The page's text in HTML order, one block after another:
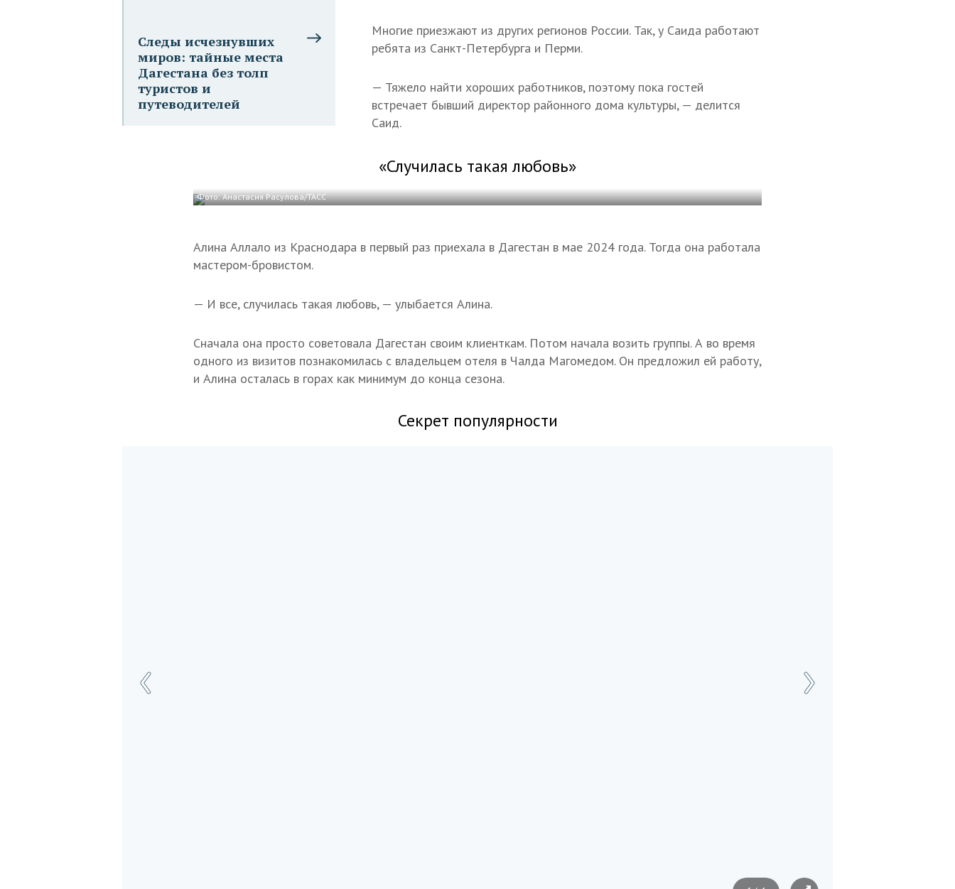
Следы исчезнувших
миров: тайные места
Дагестана без толп
туристов и
путеводителей
Многие приезжают из других регионов России. Так, у Саида работают
ребята из Санкт-Петербурга и Перми.
— Тяжело найти хороших работников, поэтому пока гостей
встречает бывший директор районного дома культуры, — делится
Саид.
«Случилась такая любовь»
Фото: Анастасия Расулова/ТАСС
Алина Аллало из Краснодара в первый раз приехала в Дагестан в мае 2024 года. Тогда она работала
мастером-бровистом.
— И все, случилась такая любовь, — улыбается Алина.
Сначала она просто советовала Дагестан своим клиенткам. Потом начала возить группы. А во время
одного из визитов познакомилась с владельцем отеля в Чалда Магомедом. Он предложил ей работу,
и Алина осталась в горах как минимум до конца сезона.
Секрет популярности